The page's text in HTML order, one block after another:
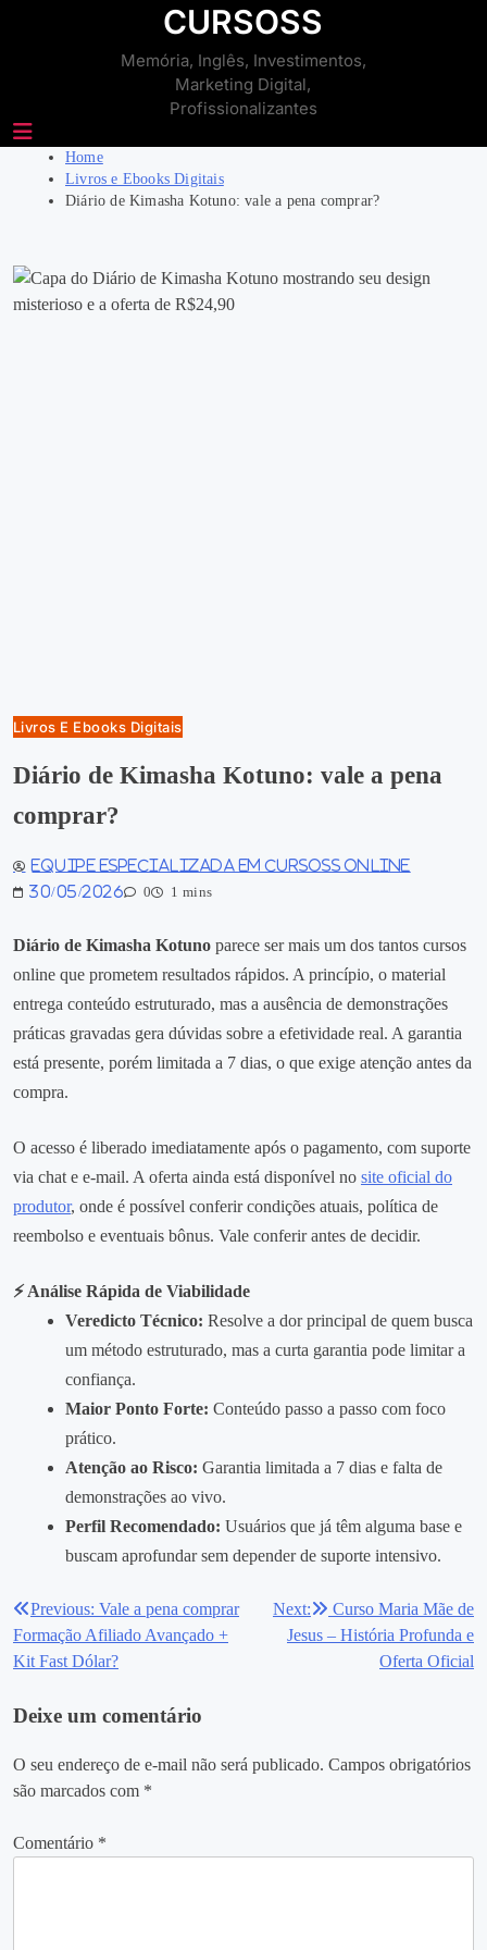
CURSOSS
Memória, Inglês, Investimentos,
Marketing Digital,
Profissionalizantes
Home
Livros e Ebooks Digitais
Diário de Kimasha Kotuno: vale a pena comprar?
Livros E Ebooks Digitais
Diário de Kimasha Kotuno: vale a pena
comprar?
Equipe especializada em Cursoss Online
30/05/2026
0 1 mins
Diário de Kimasha Kotuno parece ser mais um dos tantos cursos
online que prometem resultados rápidos. A princípio, o material
entrega conteúdo estruturado, mas a ausência de demonstrações
práticas gravadas gera dúvidas sobre a efetividade real. A garantia
está presente, porém limitada a 7 dias, o que exige atenção antes da
compra.
O acesso é liberado imediatamente após o pagamento, com suporte
via chat e e‑mail. A oferta ainda está disponível no site oficial do
produtor, onde é possível conferir condições atuais, política de
reembolso e eventuais bônus. Vale conferir antes de decidir.
⚡ Análise Rápida de Viabilidade
Veredicto Técnico: Resolve a dor principal de quem busca
um método estruturado, mas a curta garantia pode limitar a
confiança.
Maior Ponto Forte: Conteúdo passo a passo com foco
prático.
Atenção ao Risco: Garantia limitada a 7 dias e falta de
demonstrações ao vivo.
Perfil Recomendado: Usuários que já têm alguma base e
buscam aprofundar sem depender de suporte intensivo.
Navegação
de
Previous: Vale a pena comprar
Formação Afiliado Avançado +
Kit Fast Dólar?
Next:
Curso Maria Mãe de
Jesus – História Profunda e
Oferta Oficial
Deixe um comentário
O seu endereço de e-mail não será publicado. Campos obrigatórios
são marcados com *
Comentário *